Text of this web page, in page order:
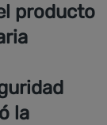
producto
la